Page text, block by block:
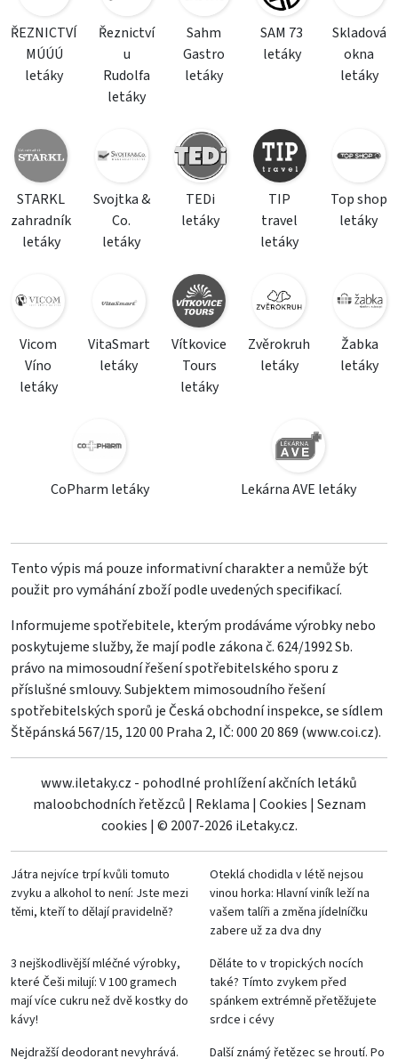
ŘEZNICTVÍ
MÚÚÚ
letáky
Řeznictví
u
Rudolfa
letáky
Sahm
Gastro
letáky
SAM 73
letáky
Skladová
okna
letáky
STARKL
zahradník
letáky
Svojtka &
Co.
letáky
TEDi
letáky
TIP
travel
letáky
Top shop
letáky
Vicom
Víno
letáky
VitaSmart
letáky
Vítkovice
Tours
letáky
Zvěrokruh
letáky
Žabka
letáky
CoPharm letáky Lekárna AVE letáky
Tento výpis má pouze informativní charakter a nemůže být
použit pro vymáhání zboží podle uvedených specifikací.
Informujeme spotřebitele, kterým prodáváme výrobky nebo
poskytujeme služby, že mají podle zákona č. 624/1992 Sb.
právo na mimosoudní řešení spotřebitelského sporu z
příslušné smlouvy. Subjektem mimosoudního řešení
spotřebitelských sporů je Česká obchodní inspekce, se sídlem
Štěpánská 567/15, 120 00 Praha 2, IČ: 000 20 869 (www.coi.cz).
www.iletaky.cz - pohodlné prohlížení akčních letáků
maloobchodních řetězců | Reklama | Cookies | Seznam
cookies | © 2007-2026 iLetaky.cz.
Játra nejvíce trpí kvůli tomuto
zvyku a alkohol to není: Jste mezi
těmi, kteří to dělají pravidelně?
Oteklá chodidla v létě nejsou
vinou horka: Hlavní viník leží na
vašem talíři a změna jídelníčku
zabere už za dva dny
3 nejškodlivější mléčné výrobky,
které Češi milují: V 100 gramech
mají více cukru než dvě kostky do
kávy!
Děláte to v tropických nocích
také? Tímto zvykem před
spánkem extrémně přetěžujete
srdce i cévy
Nejdražší deodorant nevyhrává.
Další známý řetězec se hroutí. Po